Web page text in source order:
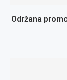
Održana